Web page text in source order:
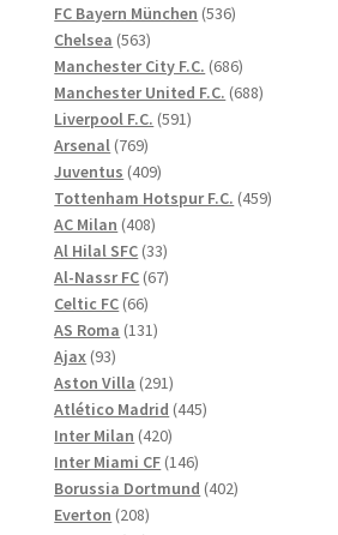
FC Bayern München 536536
Chelsea 563563
produkter
Manchester City F.C. 686686
produkter
Manchester United F.C. 688688
Liverpool F.C. 591591
Arsenal 769769
produkter
Juventus 409409
produkter
Tottenham Hotspur F.C. 459459
AC Milan 408408
produkter
Al Hilal SFC 3333
produkter
Al-Nassr FC 6767
Celtic FC 6666
produkter
AS Roma 131131
Ajax 9393
produkter
Aston Villa 291291
produkter
Atlético Madrid 445445
Inter Milan 420420
produkter
Inter Miami CF 146146
produkter
Borussia Dortmund 402402
Everton 208208